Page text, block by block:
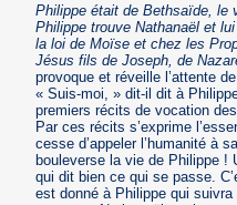
Philippe était de Bethsaïde, le
Philippe trouve Nathanaël et
la loi de Moïse et chez les
Jésus fils de Joseph, de
provoque et réveille l’attente
« Suis-moi, » dit-il dit à
premiers récits de vocation
Par ces récits s’exprime
cesse d’appeler l’humanité à
bouleverse la vie de Philippe !
qui dit bien ce qui se passe.
est donné à Philippe qui